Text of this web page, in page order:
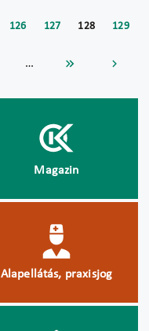
126 127 128 129
…
Magazin
Alapellátás, praxisjog